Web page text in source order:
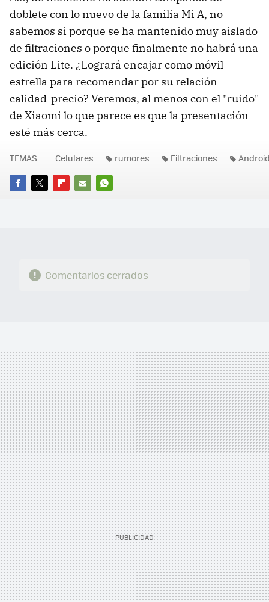
doblete con lo nuevo de la familia Mi A, no
sabemos si porque se ha mantenido muy aislado
de filtraciones o porque finalmente no habrá una
edición Lite. ¿Logrará encajar como móvil
estrella para recomendar por su relación
calidad-precio? Veremos, al menos con el "ruido"
de Xiaomi lo que parece es que la presentación
esté más cerca.
FACEBOOK
TWITTERFLIPBOARD
E-
WHATSAPP
TEMAS Celulares rumores Filtraciones
Comentarios cerrados